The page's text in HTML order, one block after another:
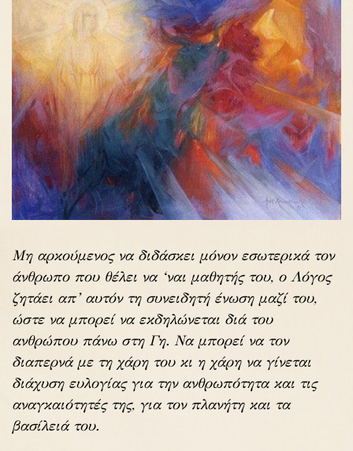
Μη αρκούμενος να διδάσκει μόνον εσωτερικά τον
άνθρωπο που θέλει να ‘ναι μαθητής του, ο Λόγος
ζητάει απ’ αυτόν τη συνειδητή ένωση μαζί του,
ώστε να μπορεί να εκδηλώνεται διά του
ανθρώπου πάνω στη Γη. Να μπορεί να τον
διαπερνά με τη χάρη του κι η χάρη να γίνεται
διάχυση ευλογίας για την ανθρωπότητα και τις
αναγκαιότητές της, για τον πλανήτη και τα
βασίλειά του.